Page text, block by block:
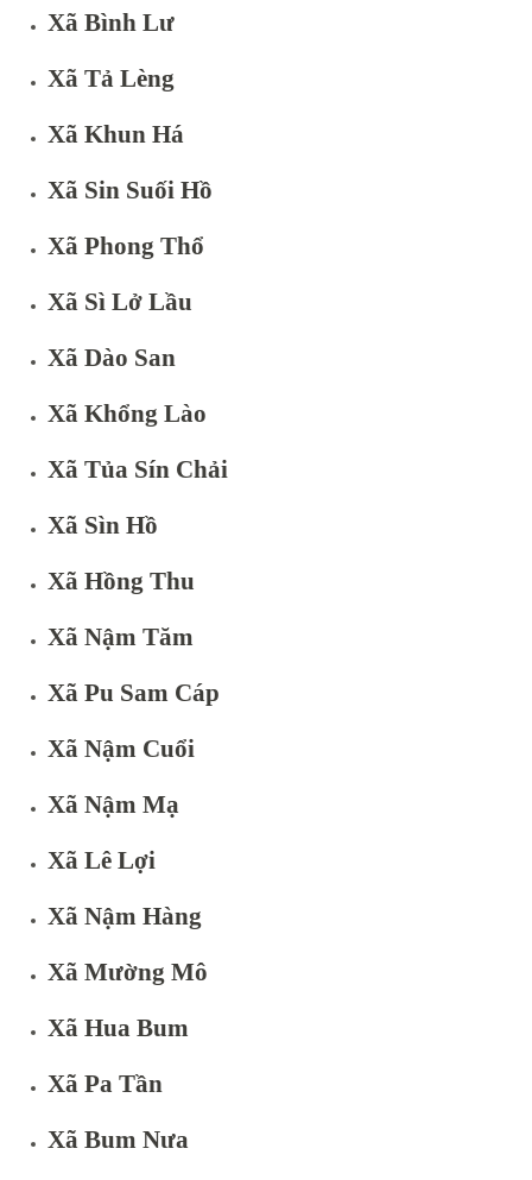
Xã Bình Lư
Xã Tả Lèng
Xã Khun Há
Xã Sin Suối Hồ
Xã Phong Thổ
Xã Sì Lở Lầu
Xã Dào San
Xã Khổng Lào
Xã Tủa Sín Chải
Xã Sìn Hồ
Xã Hồng Thu
Xã Nậm Tăm
Xã Pu Sam Cáp
Xã Nậm Cuổi
Xã Nậm Mạ
Xã Lê Lợi
Xã Nậm Hàng
Xã Mường Mô
Xã Hua Bum
Xã Pa Tần
Xã Bum Nưa